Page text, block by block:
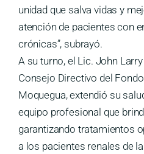
unidad que salva vidas y
atención de pacientes con
crónicas”, subrayó.
A su turno, el Lic. John
Consejo Directivo del
Moquegua, extendió su
equipo profesional que
garantizando tratamientos
a los pacientes renales de